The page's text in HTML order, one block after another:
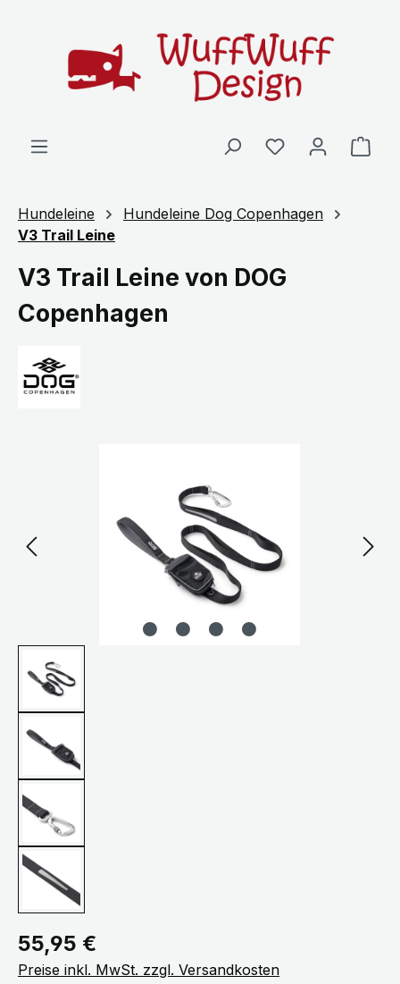
Hundeleine
Hundeleine Dog Copenhagen
V3 Trail Leine
V3 Trail Leine von DOG
Copenhagen
Regulärer Preis:
55,95 €
Preise inkl. MwSt. zzgl. Versandkosten